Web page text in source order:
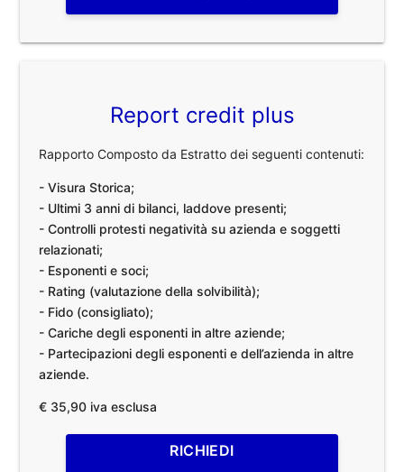
Report credit plus
Rapporto Composto da Estratto dei seguenti contenuti:
- Visura Storica;
- Ultimi 3 anni di bilanci, laddove presenti;
- Controlli protesti negatività su azienda e soggetti
relazionati;
- Esponenti e soci;
- Rating (valutazione della solvibilità);
- Fido (consigliato);
- Cariche degli esponenti in altre aziende;
- Partecipazioni degli esponenti e dell’azienda in altre
aziende.
€ 35,90 iva esclusa
RICHIEDI